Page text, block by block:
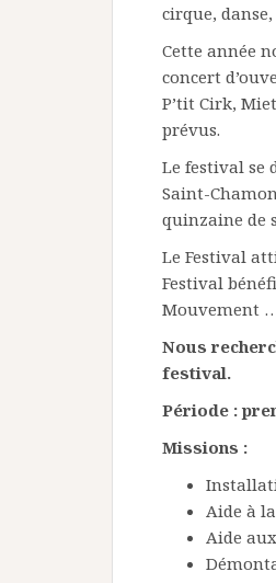
cirque,
Cette année
concert
P’tit Cirk,
prévus.
Le festival se
Saint-
quinzaine de
Le Festival
Festival
Mouvement
Nous
festival.
Période :
Missions :
Aide à
Aide